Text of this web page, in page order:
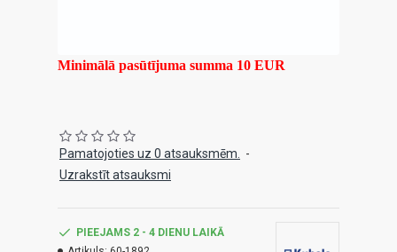
Minimālā pasūtījuma summa 10 EUR
Pamatojoties uz 0 atsauksmēm.
-
Uzrakstīt atsauksmi
PIEEJAMS 2 - 4 DIENU LAIKĀ